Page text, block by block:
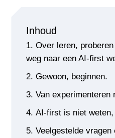
Inhoud
Over leren,
weg naar een AI-first
Gewoon, beginnen.
Van experimenteren
AI-first is niet
Veelgestelde